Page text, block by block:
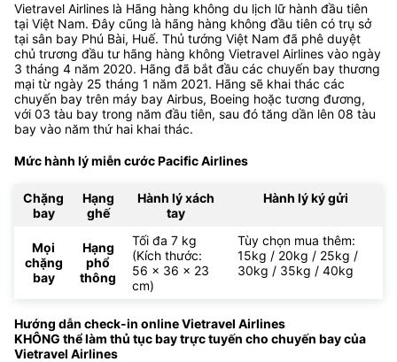
Vietravel Airlines là Hãng hàng không du lịch lữ hành đầu tiên
tại Việt Nam. Đây cũng là hãng hàng không đầu tiên có trụ sở
tại sân bay Phú Bài, Huế. Thủ tướng Việt Nam đã phê duyệt
chủ trương đầu tư hãng hàng không Vietravel Airlines vào ngày
3 tháng 4 năm 2020. Hãng đã bắt đầu các chuyến bay thương
mại từ ngày 25 tháng 1 năm 2021. Hãng sẽ khai thác các
chuyến bay trên máy bay Airbus, Boeing hoặc tương đương,
với 03 tàu bay trong năm đầu tiên, sau đó tăng dần lên 08 tàu
bay vào năm thứ hai khai thác.
Mức hành lý miễn cước Pacific Airlines
Chặng
bay
Hạng
ghế
Hành lý xách
tay
Hành lý ký gửi
Mọi
chặng
bay
Hạng
phổ
thông
Tối đa 7 kg
(Kích thước:
56 x 36 x 23
cm)
Tùy chọn mua thêm:
15kg / 20kg / 25kg /
30kg / 35kg / 40kg
Hướng dẫn check-in online Vietravel Airlines
KHÔNG thể làm thủ tục bay trực tuyến cho chuyến bay của
Vietravel Airlines